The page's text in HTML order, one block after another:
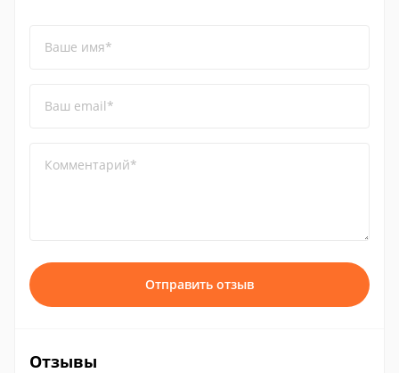
Ваше имя*
Ваш email*
Комментарий*
Отправить отзыв
Отзывы